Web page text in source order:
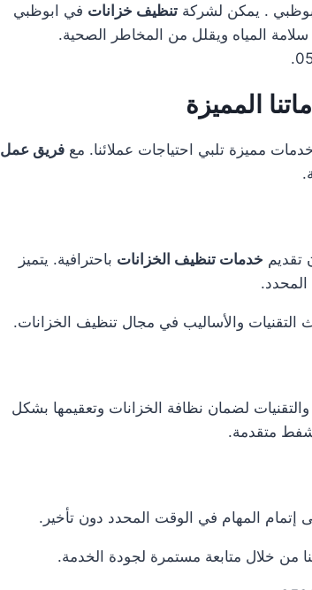
. يمكن لشركةتنظيف خزانات في ابوظبي
المياه ويقلل من المخاطر الصحية.
المميزة
مميزة تلبي احتياجات عملائنا. معفريق عمل
تقديم خدمات تنظيف الخزانات باحترافية. يتميز
المحدد.
التقنيات والأساليب في مجال تنظيف الخزانات.
لضمان نظافة الخزانات وتعقيمها بشكل
متقدمة.
إتمام المهام في الوقت المحدد دون تأخير.
من خلال متابعة مستمرة لجودة الخدمة.